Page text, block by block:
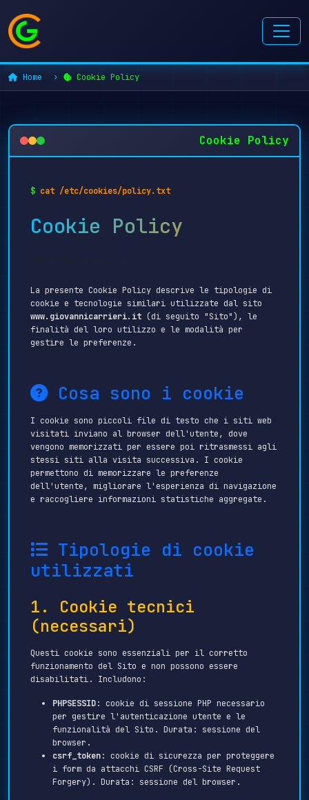
Home Cookie Policy
Cookie Policy
$ cat /etc/cookies/policy.txt
Cookie Policy
La presente Cookie Policy descrive le tipologie di
cookie e tecnologie similari utilizzate dal sito
www.giovannicarrieri.it (di seguito "Sito"), le
finalità del loro utilizzo e le modalità per
gestire le preferenze.
Cosa sono i cookie
I cookie sono piccoli file di testo che i siti web
visitati inviano al browser dell'utente, dove
vengono memorizzati per essere poi ritrasmessi agli
stessi siti alla visita successiva. I cookie
permettono di memorizzare le preferenze
dell'utente, migliorare l'esperienza di navigazione
e raccogliere informazioni statistiche aggregate.
Tipologie di cookie
utilizzati
1. Cookie tecnici
(necessari)
Questi cookie sono essenziali per il corretto
funzionamento del Sito e non possono essere
disabilitati. Includono:
PHPSESSID: cookie di sessione PHP necessario
per gestire l'autenticazione utente e le
funzionalità del Sito. Durata: sessione del
browser.
csrf_token: cookie di sicurezza per proteggere
i form da attacchi CSRF (Cross-Site Request
Forgery). Durata: sessione del browser.